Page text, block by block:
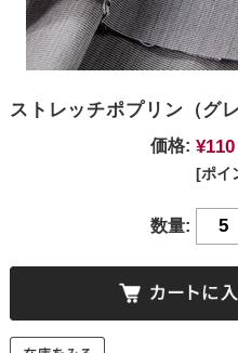
ストレッチポプリン（グレ
価格: ¥110
[ポイ
数量: